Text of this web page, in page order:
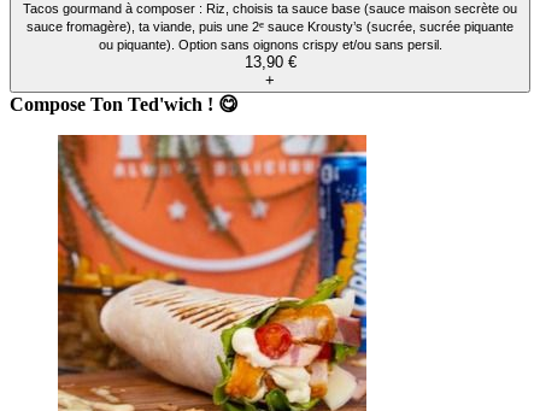
Tacos gourmand à composer : Riz, choisis ta sauce base (sauce maison secrète ou
sauce fromagère), ta viande, puis une 2ᵉ sauce Krousty’s (sucrée, sucrée piquante
ou piquante). Option sans oignons crispy et/ou sans persil.
13,90 €
+
Compose Ton Ted'wich ! 😋